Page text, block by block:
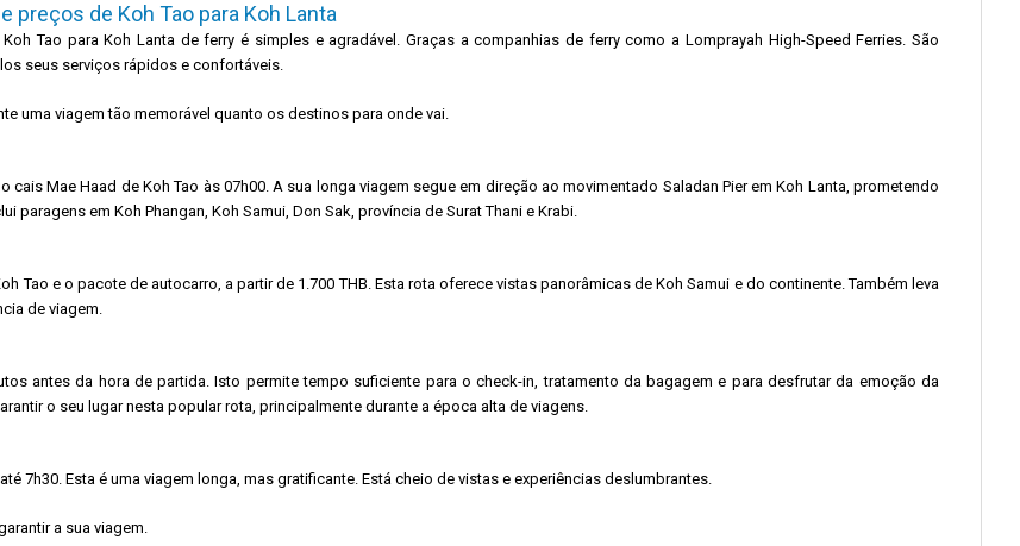
preços de Koh Tao para Koh Lanta
Tao para Koh Lanta de ferry é simples e agradável. Graças a companhias de ferry como a Lomprayah High-Speed ​​​​Ferries. São
seus serviços rápidos e confortáveis.
uma viagem tão memorável quanto os destinos para onde vai.
Mae Haad de Koh Tao às 07h00. A sua longa viagem segue em direção ao movimentado Saladan Pier em Koh Lanta, prometendo
paragens em Koh Phangan, Koh Samui, Don Sak, província de Surat Thani e Krabi.
Tao e o pacote de autocarro, a partir de 1.700 THB. Esta rota oferece vistas panorâmicas de Koh Samui e do continente. Também leva
de viagem.
antes da hora de partida. Isto permite tempo suficiente para o check-in, tratamento da bagagem e para desfrutar da emoção da
o seu lugar nesta popular rota, principalmente durante a época alta de viagens.
7h30. Esta é uma viagem longa, mas gratificante. Está cheio de vistas e experiências deslumbrantes.
a sua viagem.